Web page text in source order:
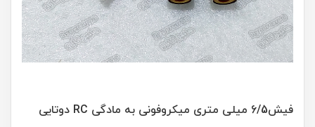
فیش6/5 میلی متری میکروفونی به مادگی RC دوتایی